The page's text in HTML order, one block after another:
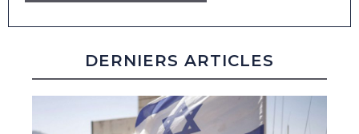
DERNIERS ARTICLES